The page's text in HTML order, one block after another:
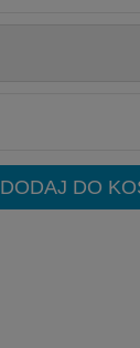
DODAJ DO